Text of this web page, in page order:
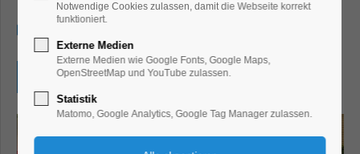
Eintritt frei
Notwendige Cookies zulassen, damit die Webseite korrekt
funktioniert.
Externe Medien
Externe Medien wie Google Fonts, Google Maps,
OpenStreetMap und YouTube zulassen.
Statistik
Matomo, Google Analytics, Google Tag Manager zulassen.